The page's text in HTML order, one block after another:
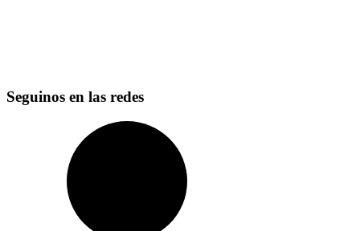
Seguinos en las redes